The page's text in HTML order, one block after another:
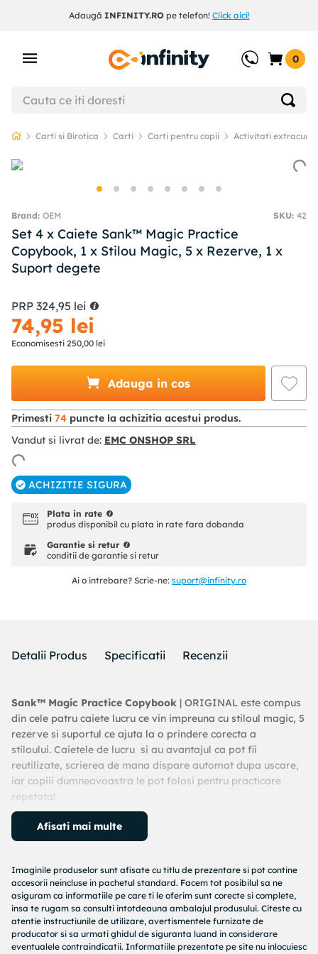
Adaugă INFINITY.ROpe telefon! Click aici!
0
Carti si Birotica Carti Carti pentru copii Activitati
OEM SKU: 42
Set 4 x Caiete Sank™ Magic Practice
Copybook, 1 x Stilou Magic, 5 x Rezerve, 1 x
Suport degete
PRP 324,95 lei
74,95 lei
Economisesti 250,00 lei
Adauga in cos
Primesti 74 puncte la achizitia acestui produs.
Vandut si livrat de: EMC ONSHOP SRL
ACHIZITIE SIGURA
Plata in rate
produs disponibil cu plata in rate fara dobanda
Garantie si retur
conditii de garantie si retur
Ai o intrebare? Scrie-ne: suport@infinity.ro
Detalii Produs Specificatii Recenzii
Sank™ Magic Practice Copybook | ORIGINAL este compus
din cele patru caiete lucru ce vin impreuna cu stiloul magic, 5
rezerve si suportul ce ajuta la o prindere corecta a
stiloului. Caietele de lucru si au avantajul ca pot fii
reutilizate, scrierea de mana dispare automat dupa uscare,
iar copiii dumneavoastra le pot folosi pentru practicare
repetata!
Imbunatateste abilitatile motorii fine ale copiilor
dumneavoastra.
perfect pentru imbunatatirea abilitatilor motorii fine ale
copiilor, atragandu-i sa se concentreze si sa-si
imbunatateasca abilitatile de citire si scriere.
• Excelent pentru imbunatatirea abilitatilor motorii fine ale
copiilor
Afisati mai multe
Imaginile produselor sunt afisate cu titlu de prezentare si pot contine
accesorii neincluse in pachetul standard. Facem tot posibilul sa ne
asiguram ca informatiile pe care ti le oferim sunt corecte si complete,
insa te rugam sa consulti intotdeauna ambalajul produsului. Citeste cu
atentie instructiunile de utilizare, avertismentele furnizate de
producator si sa urmati ghidul de siguranta luand in considerare
eventualele contraindicatii. Informatiile prezentate pe site nu inlocuiesc